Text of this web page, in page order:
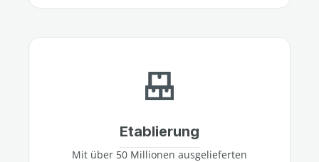
Etablierung
Mit über 50 Millionen ausgelieferten